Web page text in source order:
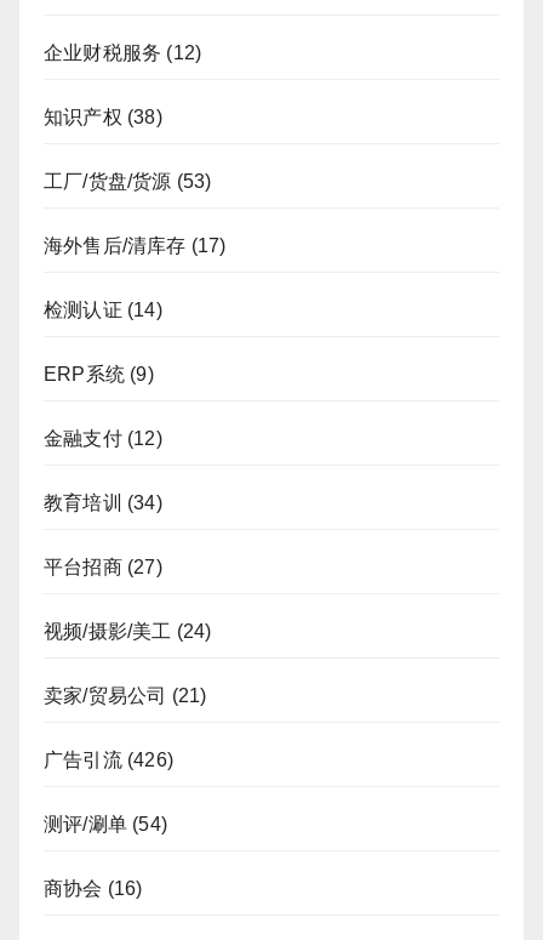
企业财税服务 (12)
知识产权 (38)
工厂/货盘/货源 (53)
海外售后/清库存 (17)
检测认证 (14)
ERP系统 (9)
金融支付(12)
教育培训 (34)
平台招商(27)
视频/摄影/美工 (24)
卖家/贸易公司 (21)
广告引流(426)
测评/涮单 (54)
商协会 (16)